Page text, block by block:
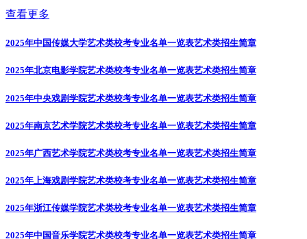
查看更多
2025年中国传媒大学艺术类校考专业名单一览表艺术类招生简章
2025年北京电影学院艺术类校考专业名单一览表艺术类招生简章
2025年中央戏剧学院艺术类校考专业名单一览表艺术类招生简章
2025年南京艺术学院艺术类校考专业名单一览表艺术类招生简章
2025年广西艺术学院艺术类校考专业名单一览表艺术类招生简章
2025年上海戏剧学院艺术类校考专业名单一览表艺术类招生简章
2025年浙江传媒学院艺术类校考专业名单一览表艺术类招生简章
2025年中国音乐学院艺术类校考专业名单一览表艺术类招生简章